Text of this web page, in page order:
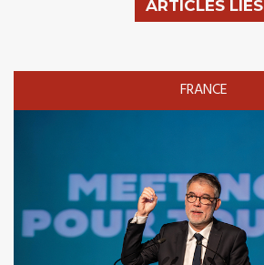
ARTICLES LIÉS
FRANCE